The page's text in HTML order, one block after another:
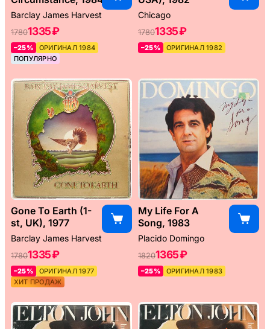
Barclay James Harvest
17801335 ₽
–25%
ОРИГИНАЛ 1984
ПОПУЛЯРНО
Chicago
17801335 ₽
–25% ОРИГИНАЛ 1982
Gone To Earth (1-
st, UK), 1977
Barclay James Harvest
17801335 ₽
–25%
ОРИГИНАЛ 1977
ХИТ ПРОДАЖ
My Life For A
Song, 1983
Placido Domingo
18201365 ₽
–25% ОРИГИНАЛ 1983